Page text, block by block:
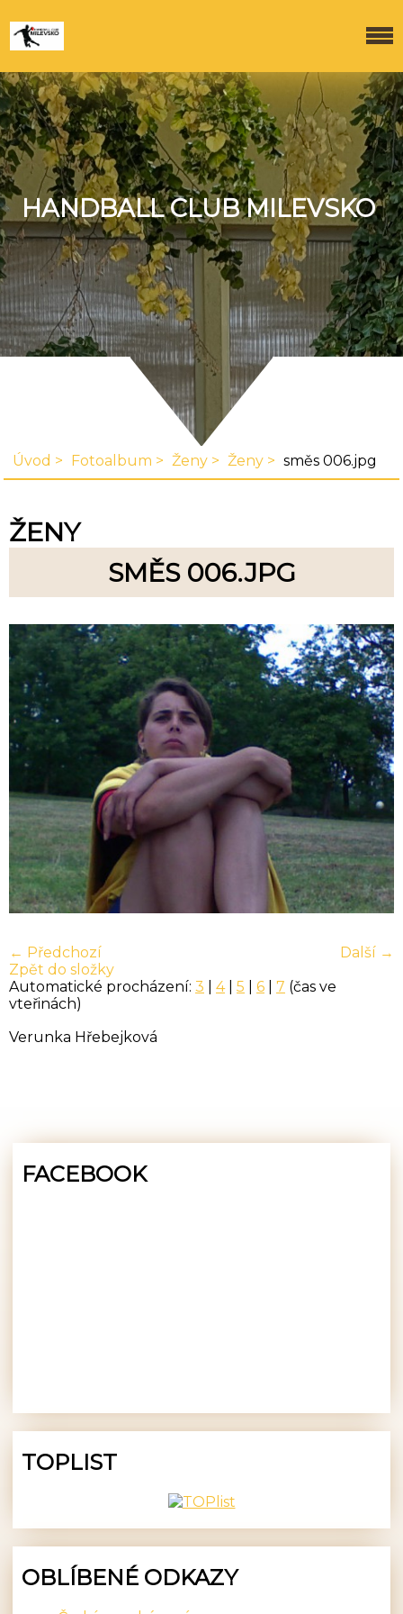
HANDBALL CLUB MILEVSKO
Úvod Fotoalbum Ženy Ženy směs 006.jpg
ŽENY
SMĚS 006.JPG
← Předchozí
Další →
Zpět do složky
Automatické procházení: 3 4| 5 6 7 (čas ve
vteřinách)
Verunka Hřebejková
FACEBOOK
TOPLIST
OBLÍBENÉ ODKAZY